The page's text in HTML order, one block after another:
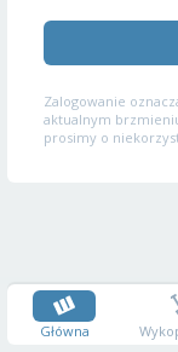
Zalogowanie
aktualnym
prosimy o
Główna